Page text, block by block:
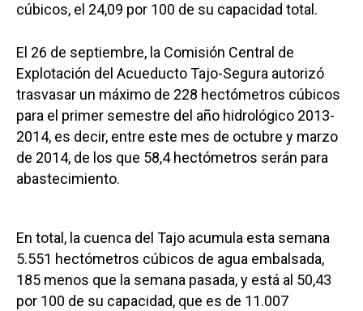
cúbicos, el 24,09 por 100 de su capacidad total.
El 26 de septiembre, la Comisión Central de
Explotación del Acueducto Tajo-Segura autorizó
trasvasar un máximo de 228 hectómetros cúbicos
para el primer semestre del año hidrológico 2013-
2014, es decir, entre este mes de octubre y marzo
de 2014, de los que 58,4 hectómetros serán para
abastecimiento.
En total, la cuenca del Tajo acumula esta semana
5.551 hectómetros cúbicos de agua embalsada,
185 menos que la semana pasada, y está al 50,43
por 100 de su capacidad, que es de 11.007